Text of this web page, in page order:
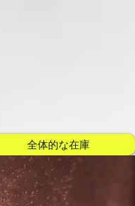
全体的な在庫